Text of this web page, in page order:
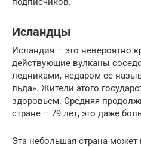
Исландцы
Исландия – это невероятно
действующие вулканы
ледниками, недаром ее
льда». Жители этого
здоровьем. Средняя
стране – 79 лет, это даже
Эта небольшая страна может